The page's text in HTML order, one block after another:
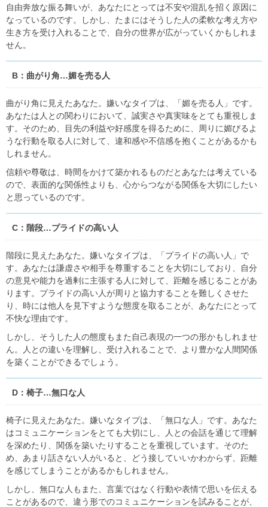
自由奔放な振る舞いが、あなたにとっては不安や混乱を招く原因に
なっているのです。しかし、たまにはそうした人の柔軟な考え方や
生き方を受け入れることで、自分の世界が広がっていくかもしれま
せん。
B：曲がり角…媚を売る人
曲がり角に見えたあなた。嫌いなタイプは、「媚を売る人」です。
あなたは人との関わりにおいて、誠実さや真実味をとても重視しま
す。そのため、目先の利益や好感度を得るために、周りに媚びるよ
うな行動を取る人に対して、違和感や不信感を抱くことがあるかも
しれません。
信頼や尊敬は、時間をかけて築かれるものだとあなたは考えている
ので、表面的な関係性よりも、心からつながる関係を大切にしたい
と思っているのです。
C：階段…プライドの高い人
階段に見えたあなた。嫌いなタイプは、「プライドの高い人」で
す。あなたは謙虚さや相手を尊重することを大切にしており、自分
の意見や能力を過剰に主張する人に対して、距離を感じることがあ
ります。プライドの高い人が周りと協力することを難しくさせた
り、時には他人を見下すような態度を取ることが、あなたにとって
不快な理由です。
しかし、そうした人の態度もまた自己表現の一つの形かもしれませ
ん。人との違いを理解し、受け入れることで、より豊かな人間関係
を築くことができるでしょう。
D：椅子…無口な人
椅子に見えたあなた。嫌いなタイプは、「無口な人」です。あなた
はコミュニケーションをとても大切にし、人との会話を通じて理解
を深めたり、関係を築いたりすることを重視しています。そのた
め、あまり話さない人がいると、どう接していいかわからず、距離
を感じてしまうことがあるかもしれません。
しかし、無口な人もまた、言葉ではなく行動や表情で思いを伝える
ことがあるので、違う形でのコミュニケーションを試みることが、